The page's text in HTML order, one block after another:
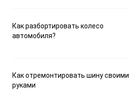
Как разбортировать колесо
автомобиля?
Как отремонтировать шину своими
руками